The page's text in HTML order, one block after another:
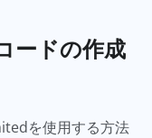
ードの作成
を使用する方法